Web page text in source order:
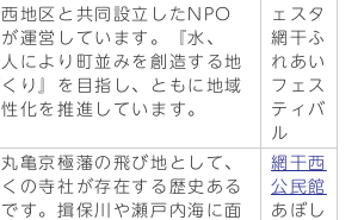
地区と共同設立したNPO
運営しています。『水、
により町並みを創造する地
り』を目指し、ともに地域
化を推進しています。
ェスタ
網干ふ
れあい
フェス
ティバ
ル
亀京極藩の飛び地として、
の寺社が存在する歴史ある
す。揖保川や瀬戸内海に面
網干西
公民館
あぼし